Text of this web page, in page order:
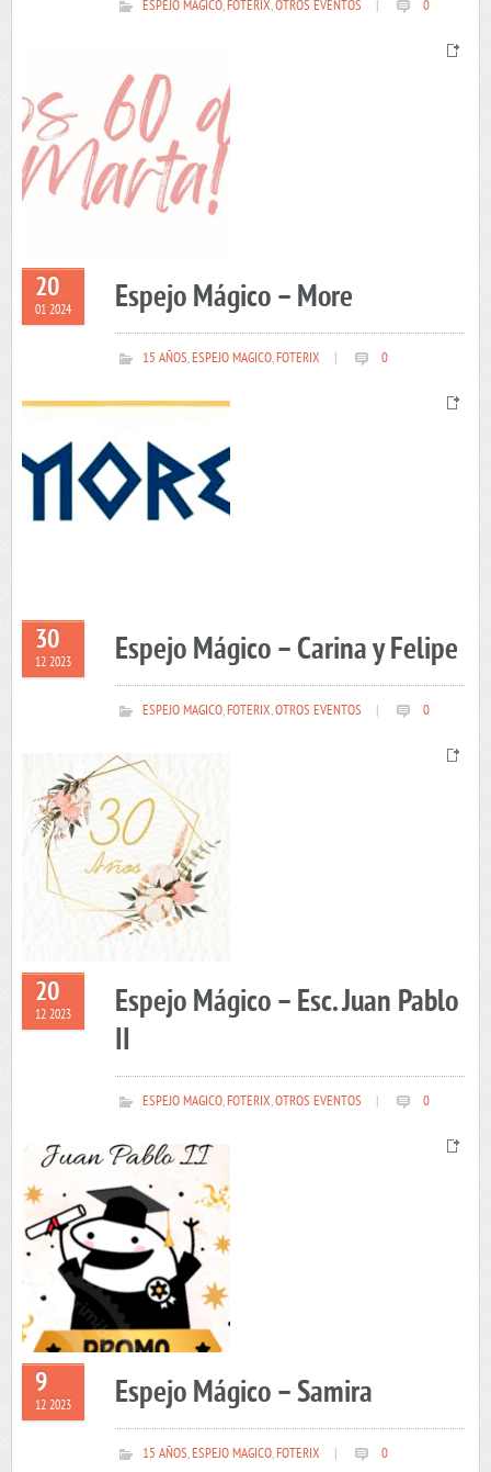
ESPEJO MAGICO,FOTERIX,OTROS EVENTOS 0
20
01 2024 Espejo Mágico – More
15 AÑOS,ESPEJO MAGICO,FOTERIX 0
30
12 2023 Espejo Mágico – Carina y Felipe
ESPEJO MAGICO,FOTERIX,OTROS EVENTOS 0
20
12 2023
Espejo Mágico – Esc. Juan Pablo
II
ESPEJO MAGICO,FOTERIX,OTROS EVENTOS 0
9
12 2023 Espejo Mágico – Samira
15 AÑOS,ESPEJO MAGICO,FOTERIX 0